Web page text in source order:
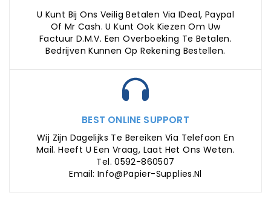
U Kunt Bij Ons Veilig Betalen Via IDeal, Paypal
Of Mr Cash. U Kunt Ook Kiezen Om Uw
Factuur D.m.v. Een Overboeking Te Betalen.
Bedrijven Kunnen Op Rekening Bestellen.
BEST ONLINE SUPPORT
Wij Zijn Dagelijks Te Bereiken Via Telefoon En
Mail. Heeft U Een Vraag, Laat Het Ons Weten.
Tel. 0592-860507
Email: Info@papier-Supplies.nl